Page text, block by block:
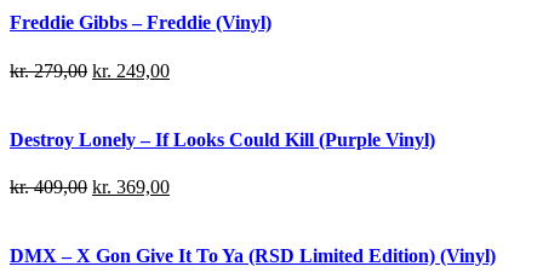
Freddie Gibbs – Freddie (Vinyl)
kr.279,00 kr. 249,00
Destroy Lonely – If Looks Could Kill (Purple Vinyl)
kr.409,00 kr. 369,00
DMX – X Gon Give It To Ya (RSD Limited Edition) (Vinyl)